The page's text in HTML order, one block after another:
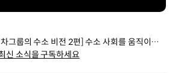
차그룹의 수소 비전 2편] 수소 사회를 움직이는
지
신 소식을 구독하세요